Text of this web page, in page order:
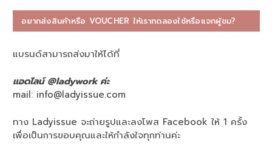
อยากส่งสินค้าหรือ VOUCHER ให้เราทดลองใช้หรือแจกผู้ชม?
แบรนด์สามารถส่งมาให้ได้ที่
แอดไลน์ @ladywork ค่ะ
mail: info@ladyissue.com
ทาง Ladyissue จะถ่ายรูปและลงโพส Facebook ให้ 1 ครั้ง
เพื่อเป็นการขอบคุณและให้กำลังใจทุกท่านค่ะ